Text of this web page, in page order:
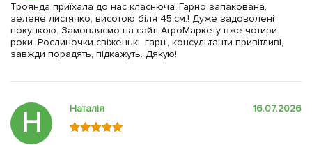
Троянда приїхала до нас класнюча! Гарно запакована,
зелене листячко, висотою біля 45 см.! Дуже задоволені
покупкою. Замовляємо на сайті АгроМаркету вже чотири
роки. Рослиночки свіженькі, гарні, консультанти привітливі,
завжди порадять, підкажуть. Дякую!
Н Наталія 16.07.2026